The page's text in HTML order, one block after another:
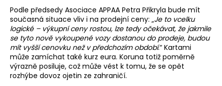
Podle předsedy Asociace APPAA Petra Přikryla bude mít
současná situace vliv i na prodejní ceny: „Je to vcelku
logické – výkupní ceny rostou, lze tedy očekávat, že jakmile
se tyto nově vykoupené vozy dostanou do prodeje, budou
mít vyšší cenovku než v předchozím období.“ Kartami
může zamíchat také kurz eura. Koruna totiž poměrně
výrazně posiluje, což může vést k tomu, že se opět
rozhýbe dovoz ojetin ze zahraničí.